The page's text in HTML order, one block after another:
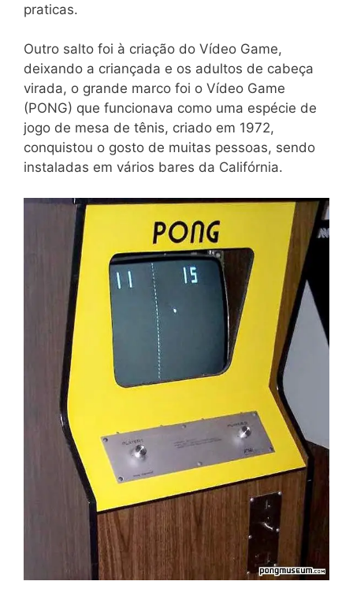
praticas.
Outro salto foi à criação do Vídeo Game,
deixando a criançada e os adultos de cabeça
virada, o grande marco foi o Vídeo Game
(PONG) que funcionava como uma espécie de
jogo de mesa de tênis, criado em 1972,
conquistou o gosto de muitas pessoas, sendo
instaladas em vários bares da Califórnia.